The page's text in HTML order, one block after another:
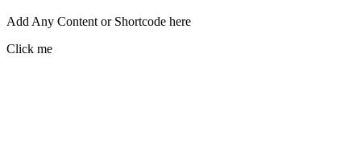
Add Any Content or Shortcode here
Click me